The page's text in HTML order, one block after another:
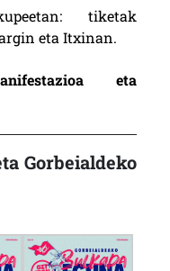
tiketak
eta Itxinan.
eta
Gorbeialdeko